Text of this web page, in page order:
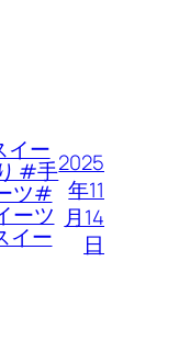
ー
#手
ツ#
ーツ
イー
2025
年11
月14
日